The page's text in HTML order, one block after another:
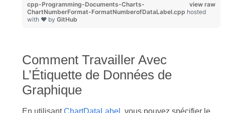
view raw
cpp-Programming-Documents-Charts-
ChartNumberFormat-FormatNumberofDataLabel.cpp hosted
with ❤ by GitHub
Comment Travailler Avec
L’Étiquette de Données de
Graphique
En utilisantChartDataLabel , vous pouvez spécifier le